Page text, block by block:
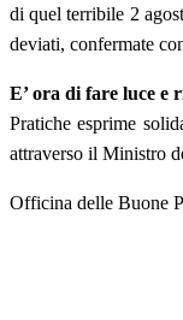
di quel terribile 2
deviati, confermate
E’ ora di fare luce e
Pratiche esprime
attraverso il Ministro
Officina delle Buone